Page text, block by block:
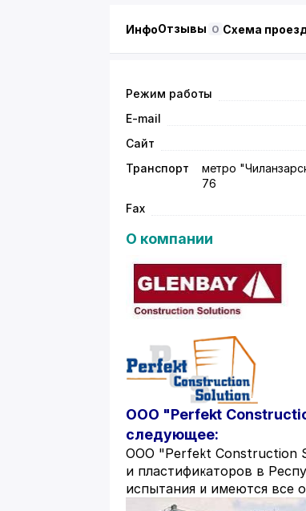
ИнфоОтзывы 0 Схема
Режим работы
E-mail
Сайт
Транспорт
метро
76
Fax
О компании
ООО "Perfekt
следующее:
ООО "Perfekt Construction
и пластификаторов в
испытания и имеются все